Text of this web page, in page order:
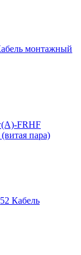
монтажный
FRHF
пара)
Кабель